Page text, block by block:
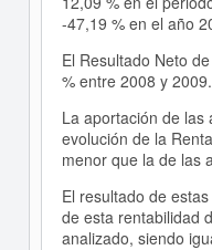
-47,19 % en el año
El Resultado Neto
% entre 2008 y 2009.
La aportación de las
evolución de la
menor que la de las
El resultado de
de esta rentabilidad
analizado, siendo